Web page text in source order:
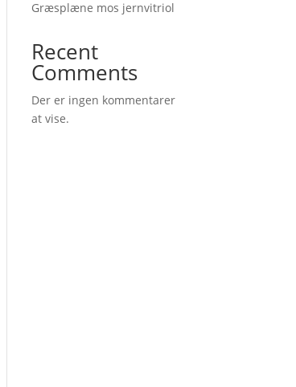
Græsplæne mos jernvitriol
Recent
Comments
Der er ingen kommentarer
at vise.